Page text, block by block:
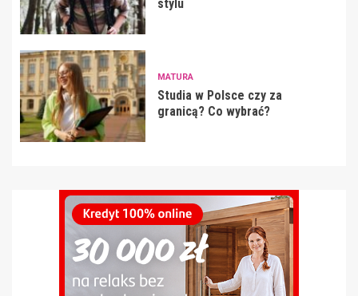
stylu
MATURA
Studia w Polsce czy za
granicą? Co wybrać?